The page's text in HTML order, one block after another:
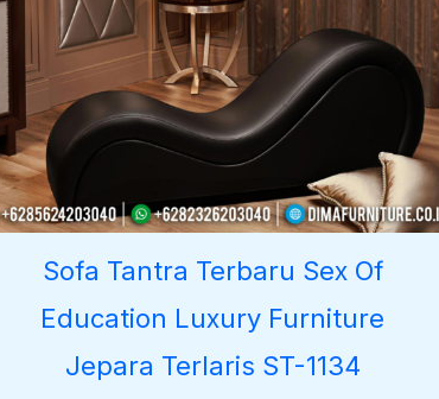
Sofa Tantra Terbaru Sex Of
Education Luxury Furniture
Jepara Terlaris ST-1134